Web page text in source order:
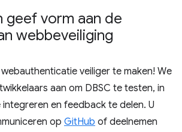
geef vorm aan de
webbeveiliging
veiliger te maken! We
aan om DBSC te testen, in
en feedback te delen. U
op GitHub of deelnemen